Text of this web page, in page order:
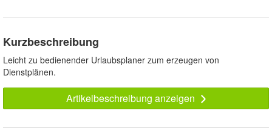
Kurzbeschreibung
Leicht zu bedienender Urlaubsplaner zum erzeugen von
Dienstplänen.
Artikelbeschreibung anzeigen